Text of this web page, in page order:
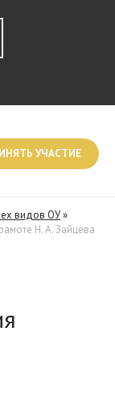
УЧАСТИЕ
видов ОУ»
Н. А. Зайцева